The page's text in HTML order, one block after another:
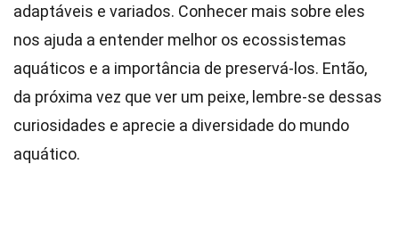
adaptáveis e variados. Conhecer mais sobre eles
nos ajuda a entender melhor os ecossistemas
aquáticos e a importância de preservá-los. Então,
da próxima vez que ver um peixe, lembre-se dessas
curiosidades e aprecie a diversidade do mundo
aquático.